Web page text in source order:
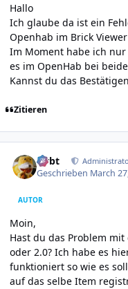
Hallo
Ich glaube da ist ein
Openhab im Brick
Im Moment habe ich
es im OpenHab bei
Kannst du das
Zitieren
rtrbt
Geschrieben March
AUTOR
Moin,
Hast du das Problem
oder 2.0? Ich habe es
funktioniert so wie es
auf das selbe Item